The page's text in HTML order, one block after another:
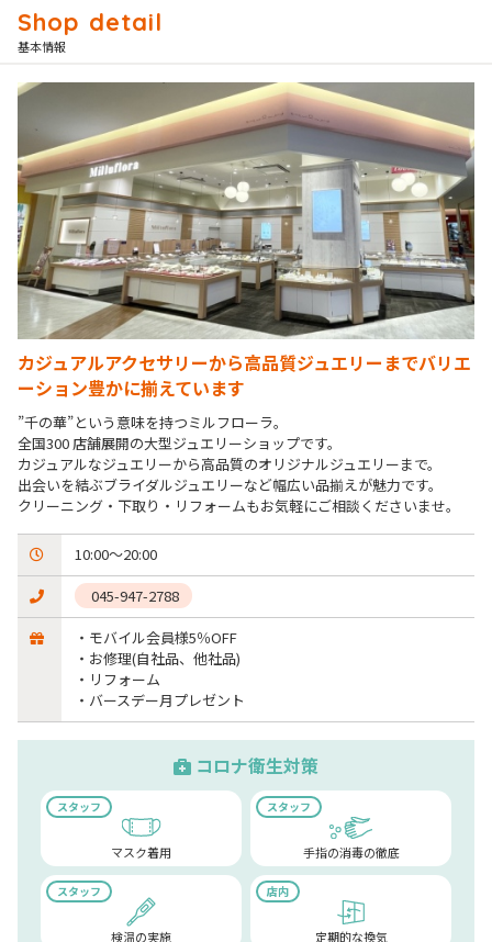
基本情報
カジュアルアクセサリーから高品質ジュエリーまでバリエ
ーション豊かに揃えています
”千の華”という意味を持つミルフローラ。
全国300 店舗展開の大型ジュエリーショップです。
カジュアルなジュエリーから高品質のオリジナルジュエリーまで。
出会いを結ぶブライダルジュエリーなど幅広い品揃えが魅力です。
クリーニング・下取り・リフォームもお気軽にご相談くださいませ。
10:00〜20:00
045-947-2788
・モバイル会員様5％OFF
・お修理(自社品、他社品)
・リフォーム
・バースデー月プレゼント
コロナ衛生対策
スタッフ
マスク着用
スタッフ
手指の消毒の徹底
スタッフ
検温の実施
店内
定期的な換気